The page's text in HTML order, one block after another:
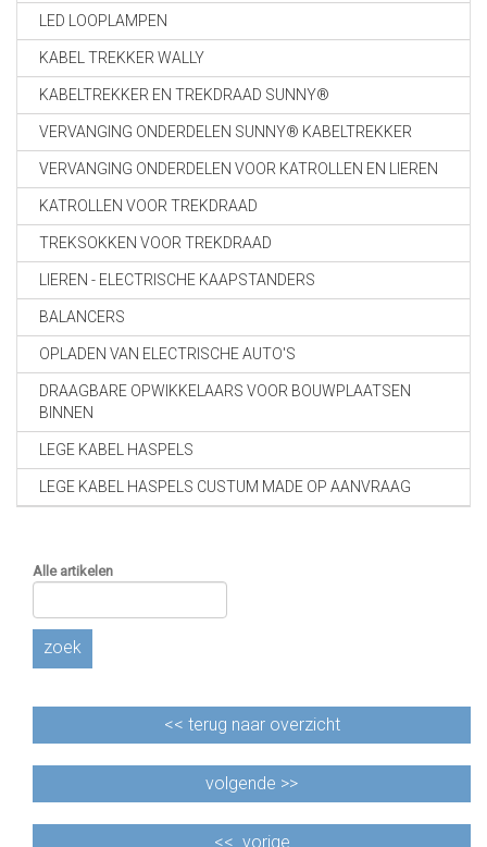
LED LOOPLAMPEN
KABEL TREKKER WALLY
KABELTREKKER EN TREKDRAAD SUNNY®
VERVANGING ONDERDELEN SUNNY® KABELTREKKER
VERVANGING ONDERDELEN VOOR KATROLLEN EN LIEREN
KATROLLEN VOOR TREKDRAAD
TREKSOKKEN VOOR TREKDRAAD
LIEREN - ELECTRISCHE KAAPSTANDERS
BALANCERS
OPLADEN VAN ELECTRISCHE AUTO'S
DRAAGBARE OPWIKKELAARS VOOR BOUWPLAATSEN
BINNEN
LEGE KABEL HASPELS
LEGE KABEL HASPELS CUSTUM MADE OP AANVRAAG
Alle artikelen
zoek
<< terug naar overzicht
volgende >>
<< vorige